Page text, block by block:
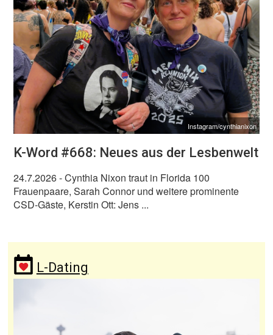
Instagram/cynthianixon
K-Word #668: Neues aus der Lesbenwelt
24.7.2026- Cynthia Nixon traut in Florida 100
Frauenpaare, Sarah Connor und weitere prominente
CSD-Gäste, Kerstin Ott: Jens ...
L-Dating